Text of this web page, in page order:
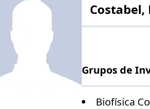
Grupos de
Biofísica